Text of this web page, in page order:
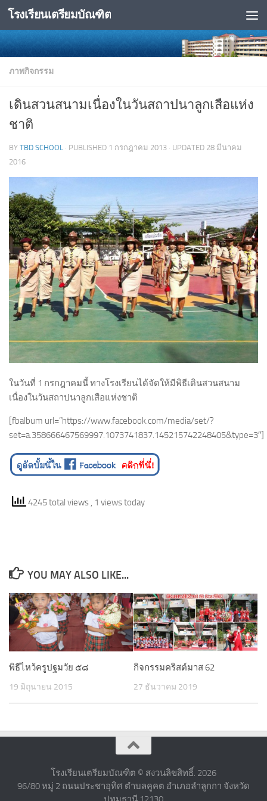
Skip to content
โรงเรียนเตรียมบัณฑิต
ภาพกิจกรรม
เดินสวนสนามเนื่องในวันสถาปนาลูกเสือแห่ง
ชาติ
BY TBD SCHOOL · PUBLISHED 1 กรกฎาคม 2013 · UPDATED 28 มีนาคม
2016
ในวันที่ 1 กรกฎาคมนี้ ทางโรงเรียนได้จัดให้มีพิธีเดินสวนสนาม
เนื่องในวันสถาปนาลูกเสือแห่งชาติ
[fbalbum url=”https://www.facebook.com/media/set/?
set=a.358666467569997.1073741837.145215742248405&type=3″]
4245 total views , 1 views today
YOU MAY ALSO LIKE...
พิธีไหว้ครูปฐมวัย ๕๘
19 มิถุนายน 2015
กิจกรรมคริสต์มาส 62
27 ธันวาคม 2019
โรงเรียนเตรียมบัณฑิต © สงวนลิขสิทธิ์. 2026
96/80 หมู่ 2 ถนนประชาอุทิศ ตำบลคูคต อำเภอลำลูกกา จังหวัด